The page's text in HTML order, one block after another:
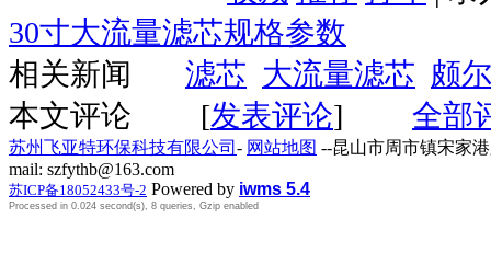
30寸大流量滤芯规格参数
相关新闻
滤芯 大流量滤芯 颇
本文评论 [发表评论] 全部
苏州飞亚特环保科技有限公司 - 网站地图 --昆山市周市镇宋家
mail: szfythb@163.com
苏ICP备18052433号-2 Powered by iwms 5.4
Processed in 0.024 second(s), 8 queries, Gzip enabled